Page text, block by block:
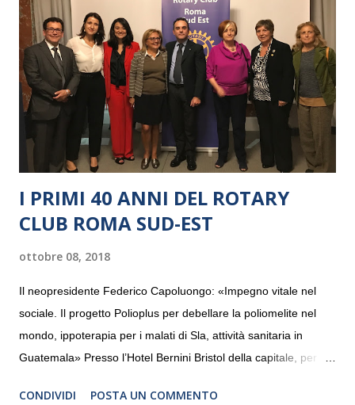
I PRIMI 40 ANNI DEL ROTARY
CLUB ROMA SUD-EST
ottobre 08, 2018
Il neopresidente Federico Capoluongo: «Impegno vitale nel
sociale. Il progetto Polioplus per debellare la poliomelite nel
mondo, ippoterapia per i malati di Sla, attività sanitaria in
Guatemala» Presso l’Hotel Bernini Bristol della capitale, per la
programmazione del Rotary Club Roma Sud-Est che festeggia
CONDIVIDI POSTA UN COMMENTO